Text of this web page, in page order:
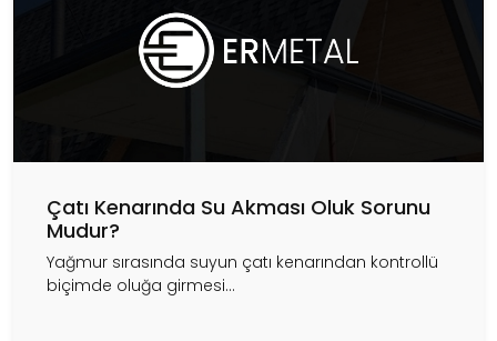
Çatı Kenarında Su Akması Oluk Sorunu
Mudur?
Yağmur sırasında suyun çatı kenarından kontrollü
biçimde oluğa girmesi...